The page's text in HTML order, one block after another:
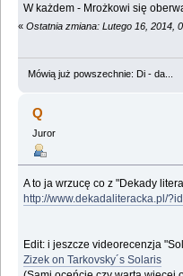
W każdem - Mrożkowi się
« Ostatnia zmiana: Lutego 16, 2014,
Mówią już powszechnie: Di - da...
Q
Juror
A to ja wrzucę co z "Dekady
http://www.dekadaliteracka.pl/
Edit: i jeszcze videorecenzja
Zizek on Tarkovsky´s Solaris